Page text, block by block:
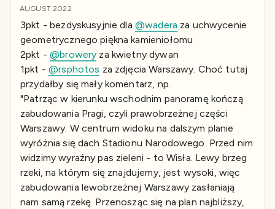
AUGUST 2022
3pkt - bezdyskusyjnie dla @wadera za uchwycenie
geometrycznego piękna kamieniołomu
2pkt -@browery za kwietny dywan
1pkt -@rsphotos za zdjęcia Warszawy. Choć tutaj
przydałby się mały komentarz, np.
"Patrząc w kierunku wschodnim panoramę kończą
zabudowania Pragi, czyli prawobrzeżnej części
Warszawy. W centrum widoku na dalszym planie
wyróżnia się dach Stadionu Narodowego. Przed nim
widzimy wyraźny pas zieleni - to Wisła. Lewy brzeg
rzeki, na którym się znajdujemy, jest wysoki, więc
zabudowania lewobrzeżnej Warszawy zasłaniają
nam samą rzekę. Przenosząc się na plan najbliższy,